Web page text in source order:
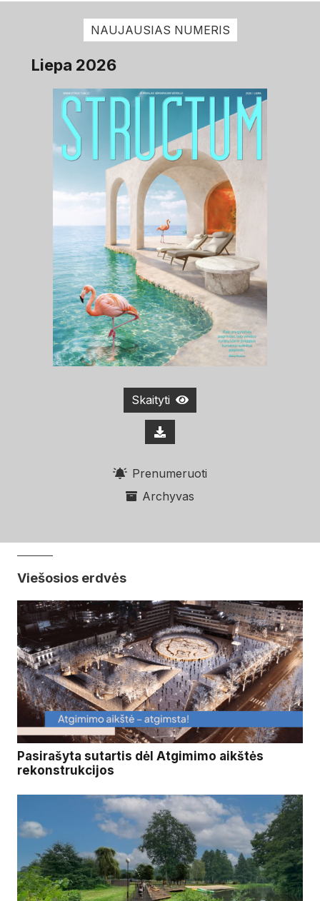
NAUJAUSIAS NUMERIS
Liepa 2026
Skaityti
Prenumeruoti
Archyvas
Viešosios erdvės
Pasirašyta sutartis dėl Atgimimo aikštės
rekonstrukcijos